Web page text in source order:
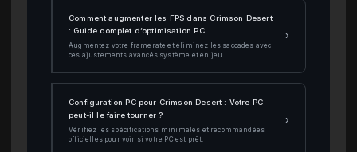
Comment augmenter les FPS dans Crimson Desert
: Guide complet d’optimisation PC
Augmentez votre framerate et éliminez les saccades avec
ces ajustements avancés système et en jeu.
›
Configuration PC pour Crimson Desert : Votre PC
peut-il le faire tourner ?
Vérifiez les spécifications minimales et recommandées
officielles pour voir si votre PC est prêt.
›